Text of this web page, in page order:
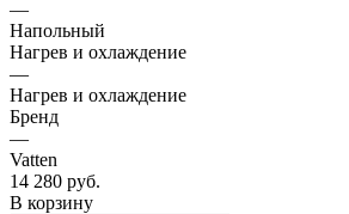
—
Напольный
Нагрев и охлаждение
—
Нагрев и охлаждение
Бренд
—
Vatten
14 280 руб.
В корзину